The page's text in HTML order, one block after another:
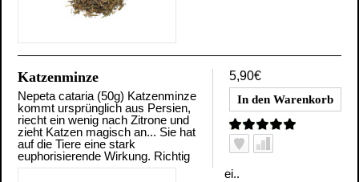
5,90€
Katzenminze
Nepeta cataria (50g) Katzenminze
kommt ursprünglich aus Persien,
riecht ein wenig nach Zitrone und
zieht Katzen magisch an... Sie hat
auf die Tiere eine stark
euphorisierende Wirkung. Richtig
ei..